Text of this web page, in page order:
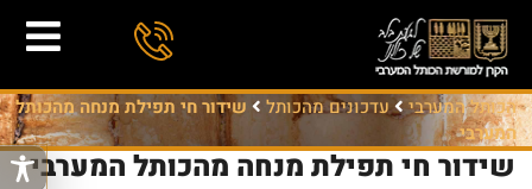
הכותל המערבי עדכונים מהכותל
שידור חי תפילת מנחה מהכותל
המערבי
שידור חי תפילת מנחה מהכותל המערבי